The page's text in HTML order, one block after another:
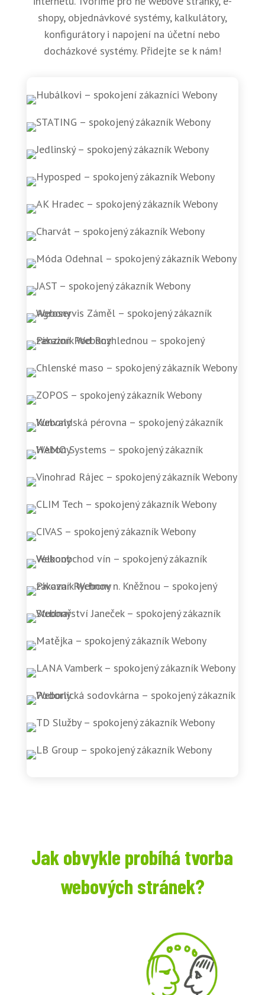
shopy, objednávkové systémy, kalkulátory,
konfigurátory i napojení na účetní nebo
docházkové systémy. Přidejte se k nám!
Jak obvykle probíhá tvorba
webových stránek?